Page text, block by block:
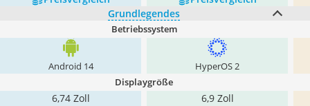
Grundlegendes
Betriebssystem
Android 14 HyperOS 2
Displaygröße
6,74 Zoll 6,9 Zoll